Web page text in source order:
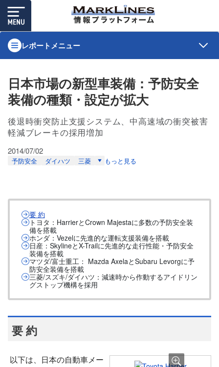
レポートメニュー
日本市場の新型車装備：予防安全
装備の種類・設定が拡大
後退時衝突防止支援システム、中高速域の衝突被害
軽減ブレーキの採用増加
2014/07/02
予防安全 ダイハツ 三菱 もっと見る
要 約
トヨタ：HarrierとCrown Majestaに多数の予防安全装
備を搭載
ホンダ：Vezelに先進的な運転支援装備を搭載
日産：SkylineとX-Trailに先進的な走行性能・予防安全
装備を搭載
マツダ/富士重工： Mazda AxelaとSubaru Levorgに予
防安全装備を搭載
三菱/スズキ/ダイハツ：減速時から作動するアイドリン
グストップ機構を採用
要 約
以下は、日本の自動車メー